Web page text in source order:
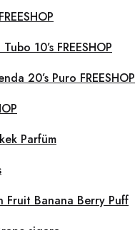
10’s FREESHOP
20’s Puro FREESHOP
Parfüm
Fruit Banana Berry Puff